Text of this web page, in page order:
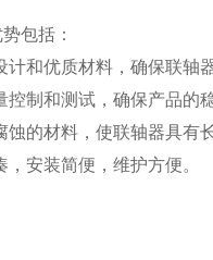
包括：
和优质材料，确保联轴
制和测试，确保产品的
的材料，使联轴器具有
安装简便，维护方便。